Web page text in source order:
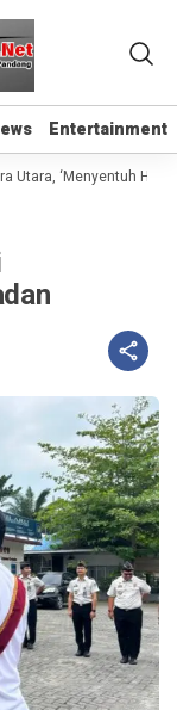
Entertainment
Entertainment
‘Menyentuh Hati